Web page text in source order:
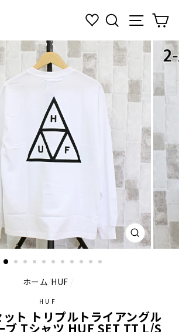
検索 ナビ
閉
じ
ホーム/HUF /
HUF
ト トリプルトライアングル
ブ Tシャツ HUF SET TT L/S